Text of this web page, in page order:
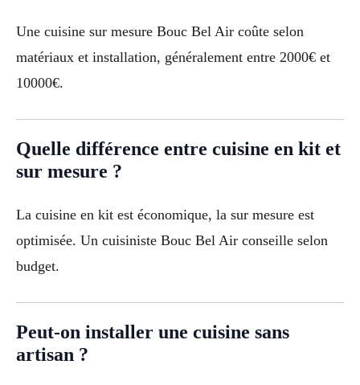
Une cuisine sur mesure Bouc Bel Air coûte selon
matériaux et installation, généralement entre 2000€ et
10000€.
Quelle différence entre cuisine en kit et
sur mesure ?
La cuisine en kit est économique, la sur mesure est
optimisée. Un cuisiniste Bouc Bel Air conseille selon
budget.
Peut-on installer une cuisine sans
artisan ?